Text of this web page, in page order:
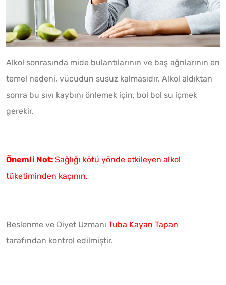
Alkol sonrasında mide bulantılarının ve baş ağrılarının en
temel nedeni, vücudun susuz kalmasıdır. Alkol aldıktan
sonra bu sıvı kaybını önlemek için, bol bol su içmek
gerekir.
Önemli Not: Sağlığı kötü yönde etkileyen alkol
tüketiminden kaçının.
Beslenme ve Diyet Uzmanı Tuba Kayan Tapan
tarafından kontrol edilmiştir.